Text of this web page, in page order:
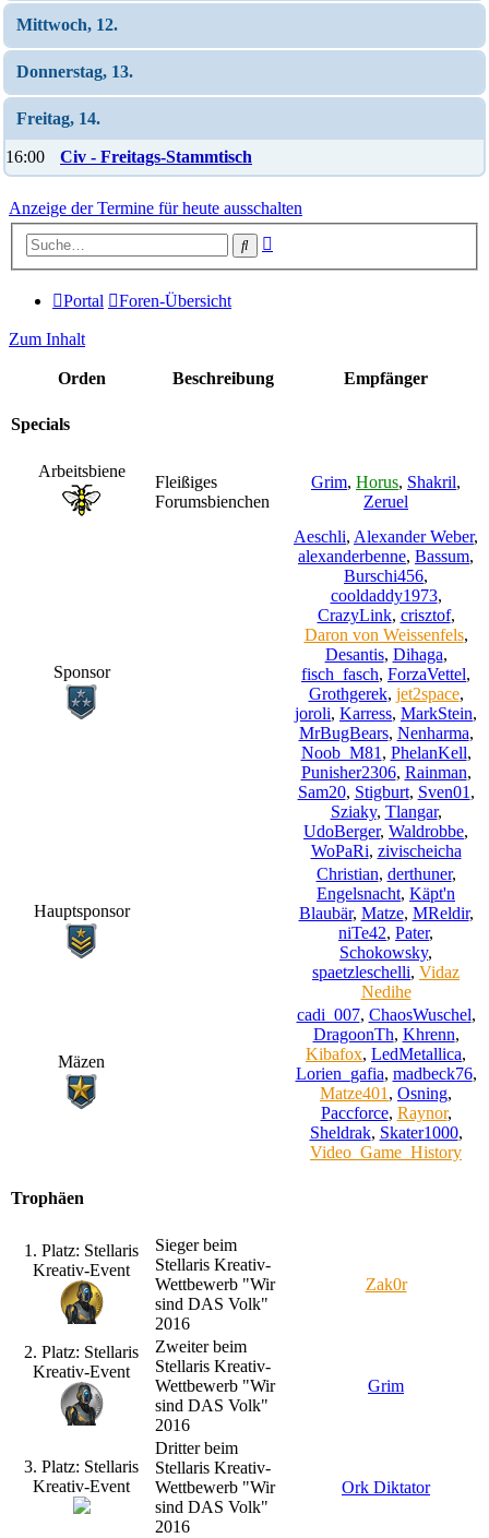
Mittwoch, 12.
Donnerstag, 13.
Freitag, 14.
16:00 Civ - Freitags-Stammtisch
Anzeige der Termine für heute ausschalten
Suche
Portal Foren-Übersicht
Zum Inhalt
Orden Beschreibung Empfänger
Specials
Arbeitsbiene
Fleißiges
Forumsbienchen
Grim, Horus, Shakril,
Zeruel
Sponsor
Aeschli, Alexander Weber,
alexanderbenne, Bassum,
Burschi456,
cooldaddy1973,
CrazyLink, crisztof,
Daron von Weissenfels,
Desantis, Dihaga,
fisch_fasch, ForzaVettel,
Grothgerek, jet2space,
joroli, Karress, MarkStein,
MrBugBears, Nenharma,
Noob_M81 , PhelanKell,
Punisher2306, Rainman,
Sam20, Stigburt, Sven01 ,
Sziaky, Tlangar,
UdoBerger, Waldrobbe,
WoPaRi, zivischeicha
Hauptsponsor
Christian, derthuner,
Engelsnacht, Käpt'n
Blaubär, Matze, MReldir,
niTe42, Pater,
Schokowsky,
spaetzleschelli, Vidaz
Nedihe
Mäzen
cadi_007, ChaosWuschel,
DragoonTh, Khrenn,
Kibafox, LedMetallica,
Lorien_gafia, madbeck76,
Matze401 , Osning,
Paccforce, Raynor,
Sheldrak, Skater1000,
Video_Game_History
Trophäen
1. Platz: Stellaris
Kreativ-Event
Sieger beim
Stellaris Kreativ-
Wettbewerb "Wir
sind DAS Volk"
2016
Zak0r
2. Platz: Stellaris
Kreativ-Event
Zweiter beim
Stellaris Kreativ-
Wettbewerb "Wir
sind DAS Volk"
2016
Grim
3. Platz: Stellaris
Kreativ-Event
Dritter beim
Stellaris Kreativ-
Wettbewerb "Wir
sind DAS Volk"
2016
Ork Diktator